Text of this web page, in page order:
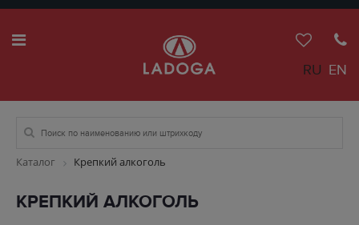
RU EN
Каталог Крепкий алкоголь
КРЕПКИЙ АЛКОГОЛЬ